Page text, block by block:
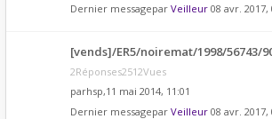
Dernier messagepar Veilleur 08 avr. 2017,
[vends]/ER5/noiremat/1998/56743/
2Réponses2512Vues
parhsp,11 mai 2014, 11:01
Dernier messagepar Veilleur 08 avr. 2017,